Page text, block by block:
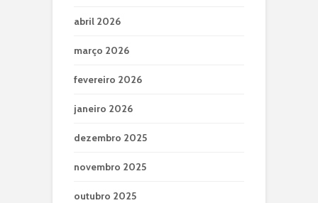
abril 2026
março 2026
fevereiro 2026
janeiro 2026
dezembro 2025
novembro 2025
outubro 2025